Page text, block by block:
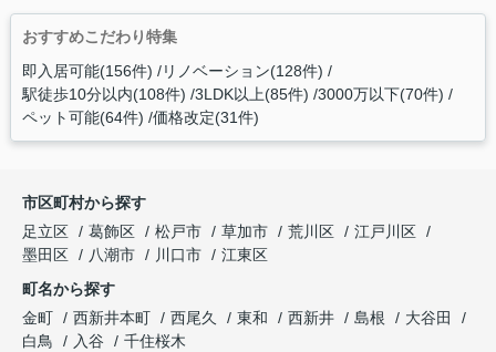
おすすめこだわり特集
即入居可能(156件) リノベーション(128件)
駅徒歩10分以内(108件) 3LDK以上(85件) 3000万以下(70件)
ペット可能(64件) 価格改定(31件)
市区町村から探す
足立区
葛飾区 松戸市 草加市 荒川区
江戸川区
墨田区
八潮市 川口市
江東区
町名から探す
金町
西新井本町 西尾久 東和 西新井 島根
大谷田
白鳥
入谷
千住桜木